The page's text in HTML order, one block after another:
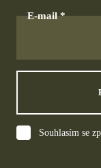
E-mail
Souhlasím se